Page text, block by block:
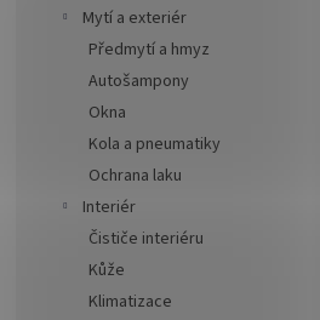
Mytí a exteriér
Předmytí a hmyz
Autošampony
Okna
Kola a pneumatiky
Ochrana laku
Interiér
Čističe interiéru
Kůže
Klimatizace